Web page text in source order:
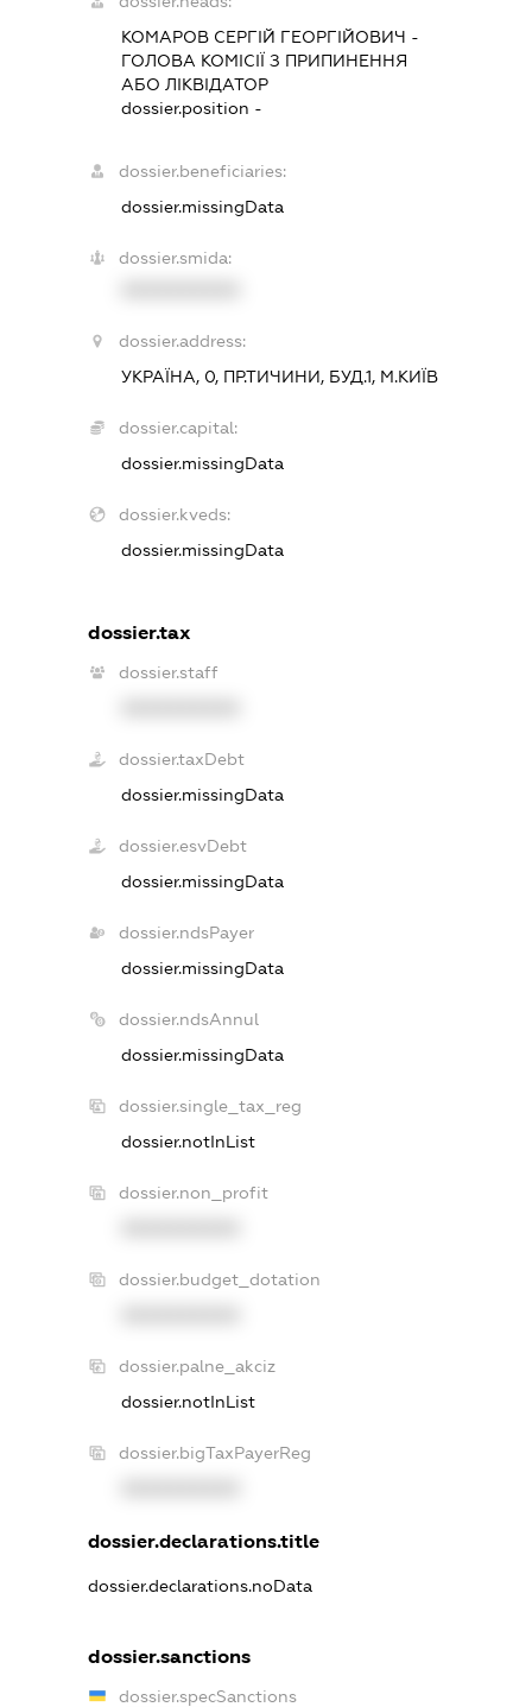
КОМАРОВ СЕРГІЙ ГЕОРГІЙОВИЧ -
ГОЛОВА КОМІСІЇ З ПРИПИНЕННЯ
АБО ЛІКВІДАТОР
dossier.position -
dossier.beneficiaries:
dossier.missingData
dossier.smida:
dossier.address:
УКРАЇНА, 0, ПР.ТИЧИНИ, БУД.1, М.КИЇВ
dossier.capital:
dossier.missingData
dossier.kveds:
dossier.missingData
dossier.tax
dossier.staff
dossier.taxDebt
dossier.missingData
dossier.esvDebt
dossier.missingData
dossier.ndsPayer
dossier.missingData
dossier.ndsAnnul
dossier.missingData
dossier.single_tax_reg
dossier.notInList
dossier.non_profit
dossier.budget_dotation
dossier.palne_akciz
dossier.notInList
dossier.bigTaxPayerReg
dossier.declarations.title
dossier.declarations.noData
dossier.sanctions
dossier.specSanctions